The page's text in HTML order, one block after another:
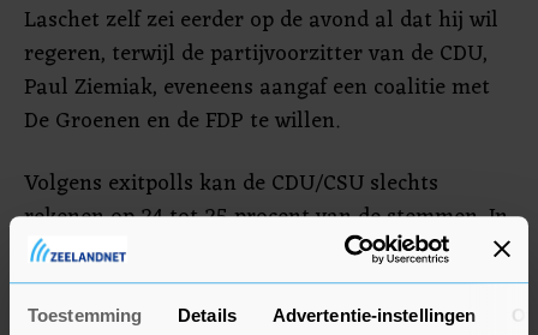
Toestemming Details Advertentie-instellingen
Laschet zelf zei eerder op de avond al dat hij wil
regeren, terwijl de partijvoorzitter van de CDU,
Paul Ziemiak, eveneens aangaf een coalitie met
De Groenen en de FDP te willen.
Volgens exitpolls kan de CDU/CSU slechts
rekenen op 24 tot 25 procent van de stemmen. In
2017 behaalde de conservatieve unie nog 32
procent.